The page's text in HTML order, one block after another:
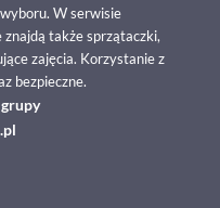
W serwisie
także sprzątaczki,
zajęcia. Korzystanie z
bezpieczne.